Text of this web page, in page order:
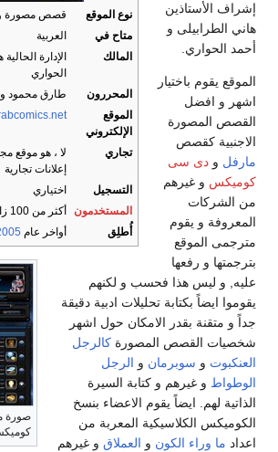
نوع الموقع
قصص مصورة
متاح في
العربية
المالك
الإدارة
الحواري
المحررون
طارق محمود
الموقع
الإلكتروني
تجاري
لا ، هو موقع
إعلانات تجارية
التسجيل
اختياري
المستخدمون
أكثر من 100 زائر يومياً
أُطلِق
أواخر عام
صورة
إشراف الأستاذين
هاني الطرابيلى و
أحمد الحواري.
الموقع يقوم باختيار
اشهر و افضل
القصص المصورة
الاجنبية كقصص
مارفل و دى سى
كوميكس و غيرهم
من الشركات
المعروفة و يقوم
مترجمى الموقع
بترجمتها و رفعها
عليه, و ليس هذا فحسب و لكنهم
يقوموا ايضاً بكتابة تحليلات ادبية دقيقة
جداً و متقنة بقدر الامكان حول اشهر
شخصيات القصص المصورة كالرجل
العنكبوت و سوبرمان و الرجل
الوطواط و غيرهم و كتابة السيرة
الذاتية لهم. ايضاً يقوم الاعضاء بنسخ
الكوميكس الكلاسيكية المعربة من
اعداد ما وراء الكون و العملاق و غيرهم